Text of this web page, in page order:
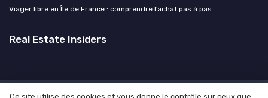
Viager libre en Île de France : comprendre l’achat pas à pas
Real Estate Insiders